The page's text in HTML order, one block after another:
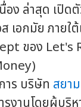
อง ล่าสุด เปิด
อกมัย ภายใ
ของ Let's
าร บริษัท สยา